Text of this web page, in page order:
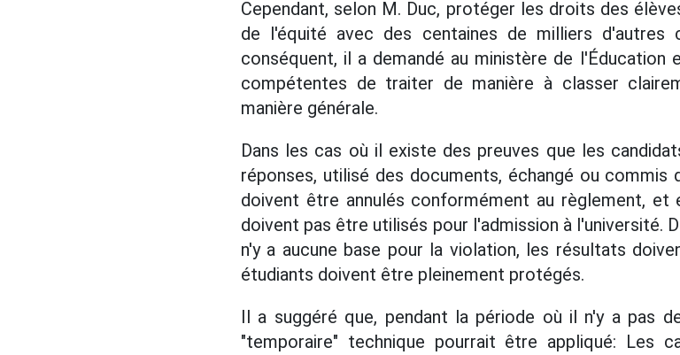
Cependant, selon M. Duc, protéger les droits des
de l'équité avec des centaines de milliers d'autres
conséquent, il a demandé au ministère de
compétentes de traiter de manière à classer
manière générale.
Dans les cas où il existe des preuves que les
réponses, utilisé des documents, échangé ou
doivent être annulés conformément au règlement,
doivent pas être utilisés pour l'admission à l'université.
n'y a aucune base pour la violation, les résultats
étudiants doivent être pleinement protégés.
Il a suggéré que, pendant la période où il n'y a pas
"temporaire" technique pourrait être appliqué: Les